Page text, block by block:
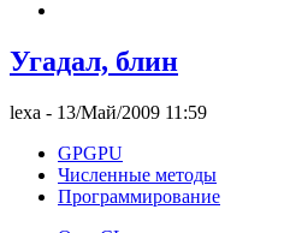
Угадал, блин
lexa - 13/Май/2009 11:59
GPGPU
Численные методы
Программирование